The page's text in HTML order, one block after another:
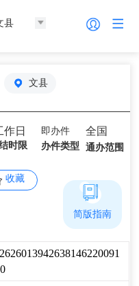
县
文县
作日
时限
即办件
办件类型
全国
通办范围
收藏
简版指南